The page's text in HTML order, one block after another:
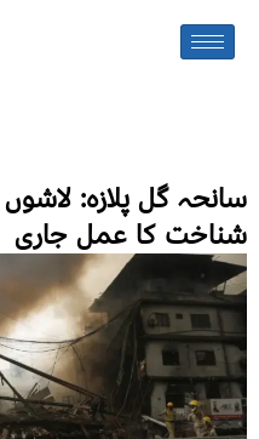
سانحہ گل پلازہ:
شناخت کا عمل جاری